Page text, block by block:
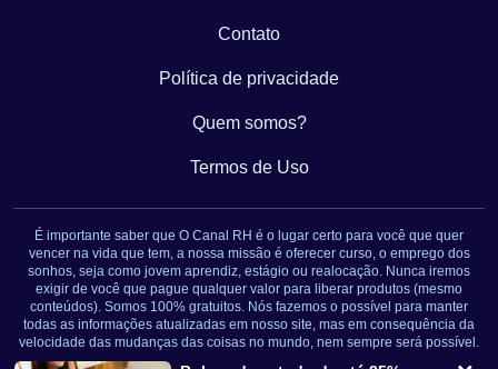
Contato
Política de privacidade
Quem somos?
Termos de Uso
É importante saber que O Canal RH é o lugar certo para você que quer
vencer na vida que tem, a nossa missão é oferecer curso, o emprego dos
sonhos, seja como jovem aprendiz, estágio ou realocação. Nunca iremos
exigir de você que pague qualquer valor para liberar produtos (mesmo
conteúdos). Somos 100% gratuitos. Nós fazemos o possível para manter
todas as informações atualizadas em nosso site, mas em consequência da
velocidade das mudanças das coisas no mundo, nem sempre será possível.
Novamente: Nunca solicitamos nenhuma informação pessoal ou qualquer